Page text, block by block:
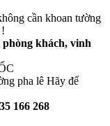
cần khoan tường
khách, vinh
pha lê Hãy để
166 268